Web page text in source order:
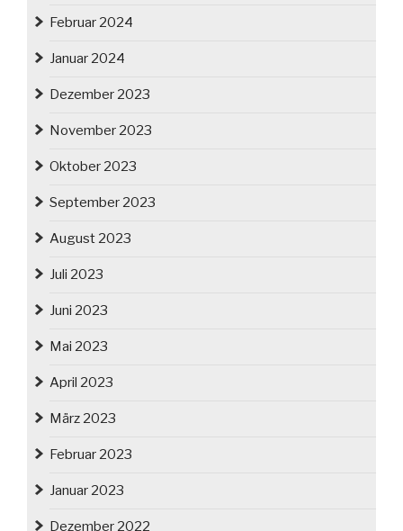
Februar 2024
Januar 2024
Dezember 2023
November 2023
Oktober 2023
September 2023
August 2023
Juli 2023
Juni 2023
Mai 2023
April 2023
März 2023
Februar 2023
Januar 2023
Dezember 2022